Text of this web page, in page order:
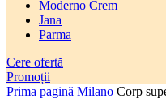
Moderno Crem
Jana
Parma
Cere ofertă
Promoții
Prima pagină Milano Corp